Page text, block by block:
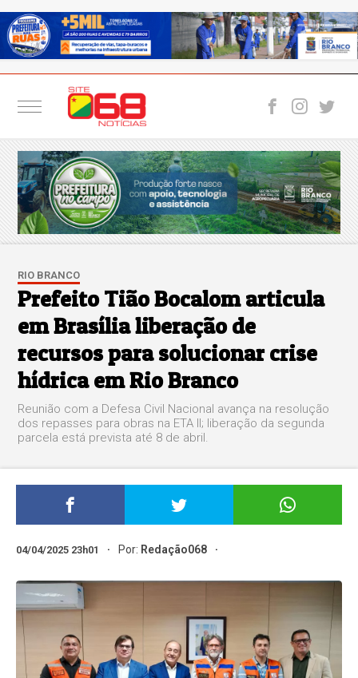
RIO BRANCO
Prefeito Tião Bocalom articula
em Brasília liberação de
recursos para solucionar crise
hídrica em Rio Branco
Reunião com a Defesa Civil Nacional avança na resolução
dos repasses para obras na ETA II; liberação da segunda
parcela está prevista até 8 de abril.
04/04/2025 23h01 Por: Redação068